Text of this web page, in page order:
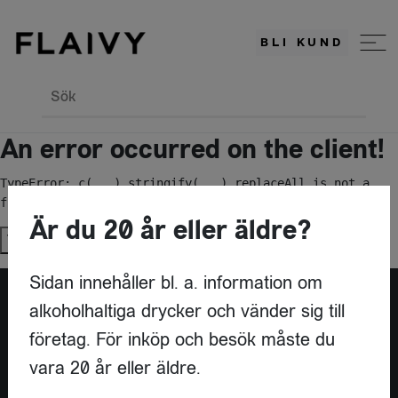
BLI KUND
Sök
An error occurred on the client!
TypeError: c(...).stringify(...).replaceAll is not a
function
Try again
Är du leverantör?
Är du 20 år eller äldre?
Sidan innehåller bl. a. information om
alkoholhaltiga drycker och vänder sig till
företag. För inköp och besök måste du
vara 20 år eller äldre.